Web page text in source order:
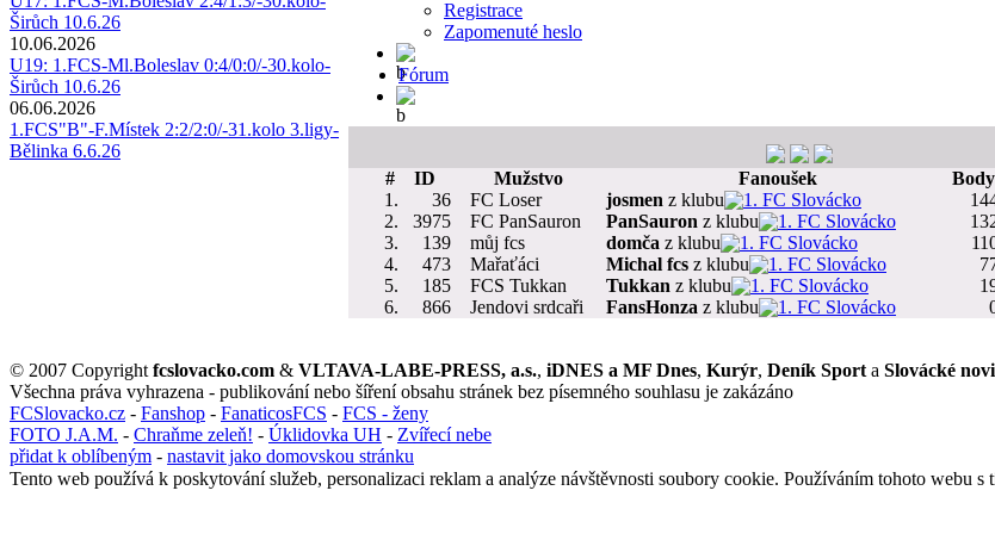
Širůch 10.6.26
10.06.2026
U19: 1.FCS-Ml.Boleslav 0:4/0:0/-30.kolo-
Širůch 10.6.26
06.06.2026
1.FCS"B"-F.Místek 2:2/2:0/-31.kolo 3.ligy-
Bělinka 6.6.26
Registrace
Zapomenuté heslo
Fórum
# ID Mužstvo Fanoušek Body
1.
36 FC Loser josmen z klubu 1. FC Slovácko
2.
3975 FC PanSauron PanSauron z klubu 1. FC Slovácko
3.
139 můj fcs domča z klubu 1. FC Slovácko
4.
473 Mařaťáci Michal fcs z klubu 1. FC Slovácko
5.
185 FCS Tukkan Tukkan z klubu 1. FC Slovácko
6.
866 Jendovi srdcaři FansHonza z klubu 1. FC Slovácko
© 2007 Copyright fcslovacko.com & VLTAVA-LABE-PRESS, a.s., iDNES a MF Dnes, Kurýr, Deník Sport a Slovácké
Všechna práva vyhrazena - publikování nebo šíření obsahu stránek bez písemného souhlasu je zakázáno
FCSlovacko.cz - Fanshop - FanaticosFCS - FCS - ženy
FOTO J.A.M. - Chraňme zeleň! - Úklidovka UH - Zvířecí nebe
přidat k oblíbeným - nastavit jako domovskou stránku
Tento web používá k poskytování služeb, personalizaci reklam a analýze návštěvnosti soubory cookie. Používáním tohoto webu s